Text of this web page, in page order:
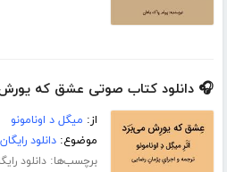
🎧 دانلود کتاب صوتی عشق که
از: میگل د اونامونو
موضوع:دانلود
برچسب‌ها:دانلود